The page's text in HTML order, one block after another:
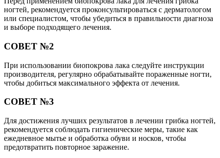
ногтей, рекомендуется проконсультироваться с дерматологом
или специалистом, чтобы убедиться в правильности диагноза
и выборе подходящего лечения.
СОВЕТ №2
При использовании биопокрова лака следуйте инструкции
производителя, регулярно обрабатывайте пораженные ногти,
чтобы добиться максимального эффекта от лечения.
СОВЕТ №3
Для достижения лучших результатов в лечении грибка ногтей,
рекомендуется соблюдать гигиенические меры, такие как
ежедневное мытье и обработка обуви и носков, чтобы
предотвратить повторное заражение.